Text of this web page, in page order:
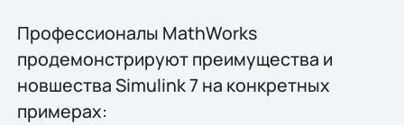
Профессионалы MathWorks
продемонстрируют преимущества и
новшества Simulink 7 на конкретных
примерах: